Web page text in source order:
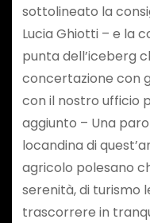
sottolineato la
Lucia Ghiotti – e la
punta dell’iceberg
concertazione con
con il nostro ufficio
aggiunto – Una
locandina di
agricolo polesano
serenità, di turismo
trascorrere in